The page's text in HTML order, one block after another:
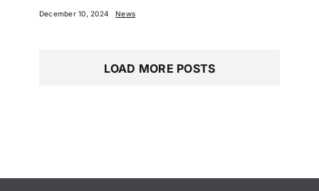
December 10, 2024 News
LOAD MORE POSTS